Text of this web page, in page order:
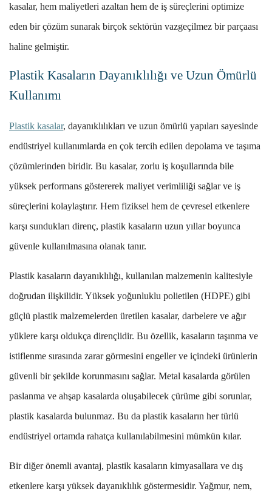
kasalar, hem maliyetleri azaltan hem de iş süreçlerini optimize
eden bir çözüm sunarak birçok sektörün vazgeçilmez bir parçaası
haline gelmiştir.
Plastik Kasaların Dayanıklılığı ve Uzun Ömürlü
Kullanımı
Plastik kasalar, dayanıklılıkları ve uzun ömürlü yapıları sayesinde
endüstriyel kullanımlarda en çok tercih edilen depolama ve taşıma
çözümlerinden biridir. Bu kasalar, zorlu iş koşullarında bile
yüksek performans göstererek maliyet verimliliği sağlar ve iş
süreçlerini kolaylaştırır. Hem fiziksel hem de çevresel etkenlere
karşı sundukları direnç, plastik kasaların uzun yıllar boyunca
güvenle kullanılmasına olanak tanır.
Plastik kasaların dayanıklılığı, kullanılan malzemenin kalitesiyle
doğrudan ilişkilidir. Yüksek yoğunluklu polietilen (HDPE) gibi
güçlü plastik malzemelerden üretilen kasalar, darbelere ve ağır
yüklere karşı oldukça dirençlidir. Bu özellik, kasaların taşınma ve
istiflenme sırasında zarar görmesini engeller ve içindeki ürünlerin
güvenli bir şekilde korunmasını sağlar. Metal kasalarda görülen
paslanma ve ahşap kasalarda oluşabilecek çürüme gibi sorunlar,
plastik kasalarda bulunmaz. Bu da plastik kasaların her türlü
endüstriyel ortamda rahatça kullanılabilmesini mümkün kılar.
Bir diğer önemli avantaj, plastik kasaların kimyasallara ve dış
etkenlere karşı yüksek dayanıklılık göstermesidir. Yağmur, nem,